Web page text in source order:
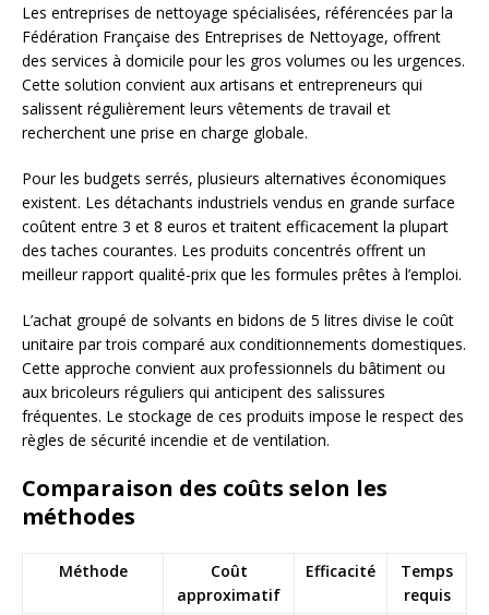
Les entreprises de nettoyage spécialisées, référencées par la
Fédération Française des Entreprises de Nettoyage, offrent
des services à domicile pour les gros volumes ou les urgences.
Cette solution convient aux artisans et entrepreneurs qui
salissent régulièrement leurs vêtements de travail et
recherchent une prise en charge globale.
Pour les budgets serrés, plusieurs alternatives économiques
existent. Les détachants industriels vendus en grande surface
coûtent entre 3 et 8 euros et traitent efficacement la plupart
des taches courantes. Les produits concentrés offrent un
meilleur rapport qualité-prix que les formules prêtes à l’emploi.
L’achat groupé de solvants en bidons de 5 litres divise le coût
unitaire par trois comparé aux conditionnements domestiques.
Cette approche convient aux professionnels du bâtiment ou
aux bricoleurs réguliers qui anticipent des salissures
fréquentes. Le stockage de ces produits impose le respect des
règles de sécurité incendie et de ventilation.
Comparaison des coûts selon les
méthodes
Méthode
Coût
approximatif
Efficacité
Temps
requis